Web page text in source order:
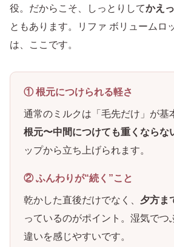
役。だからこそ、しっとりしてかえ
ともあります。リファ ボリュームロ
は、ここです。
① 根元につけられる軽さ
通常のミルクは「毛先だけ」が基
根元〜中間につけても重くならな
ップから立ち上げられます。
② ふんわりが“続く”こと
乾かした直後だけでなく、 夕方ま
っているのがポイント。湿気でつ
違いを感じやすいです。